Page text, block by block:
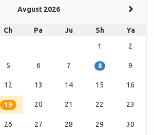
Avgust 2026
Ch Pa Ju Sh
Ya
1
2
5 6 7 8 9
12 13 14 15 16
19 20 21 22 23
26 27 28 29 30